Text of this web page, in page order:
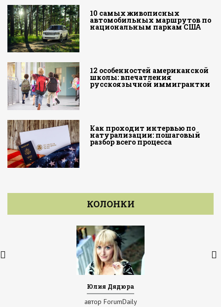
10 самых живописных
автомобильных маршрутов по
национальным паркам США
12 особенностей американской
школы: впечатления
русскоязычной иммигрантки
Как проходит интервью по
натурализации: пошаговый
разбор всего процесса
КОЛОНКИ
Юлия Дядюра
автор ForumDaily